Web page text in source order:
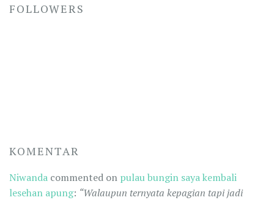
FOLLOWERS
KOMENTAR
Niwanda commented on pulau bungin saya kembali
lesehan apung: “Walaupun ternyata kepagian tapi jadi